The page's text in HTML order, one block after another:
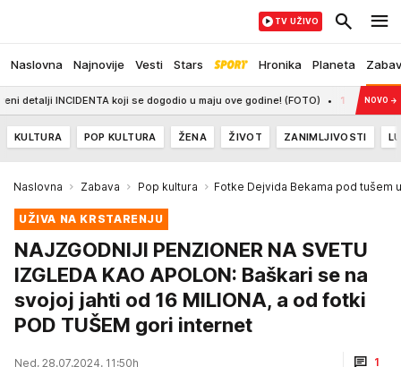
Naslovna Najnovije Vesti Stars Hronika Planeta
TV UŽIVO
INCIDENTA koji se dogodio u maju ove godine! (FOTO) 14:28 CRVENA
NOVO →
KULTURA POP KULTURA ŽENA ŽIVOT ZANIMLJIVOSTI
Naslovna Zabava Pop kultura Fotke Dejvida Bekama pod tušem
UŽIVA NA KRSTARENJU
NAJZGODNIJI PENZIONER NA SVETU
IZGLEDA KAO APOLON: Baškari se na
svojoj jahti od 16 MILIONA, a od fotki
POD TUŠEM gori internet
Ned, 28.07.2024. 11:50h 1